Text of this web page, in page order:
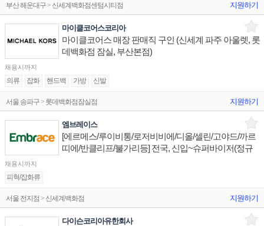
부산 해운대구 > 신세계백화점센텀시티점 지원하기
마이클코어스코리아
마이클코어스 매장 판매직 구인 (신세계 파주 아울렛, 롯
데백화점 잠실, 부산본점)
채용시까지
의류 잡화 핸드백 가방 신발
서울 송파구 > 롯데백화점잠실점 지원하기
엠브레이스
[에르메스/루이비통/로저비비에/디올/셀린/고야드/까르
띠에/반클리프/불가리등] 전국, 신입~슈퍼바이저(정규
채용시까지
피혁/잡화류
서울 전지점 > 신세계백화점 지원하기
다이슨코리아유한회사